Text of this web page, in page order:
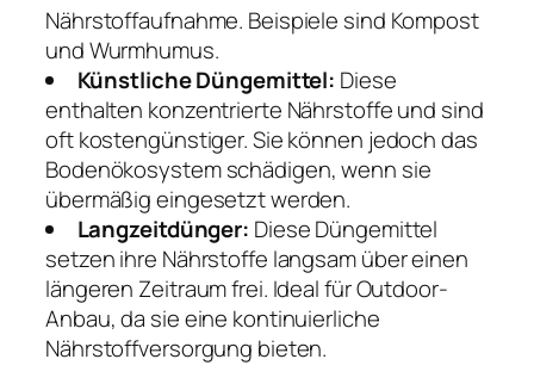
Nährstoffaufnahme. Beispiele sind Kompost
und Wurmhumus.
Künstliche Düngemittel: Diese
enthalten konzentrierte Nährstoffe und sind
oft kostengünstiger. Sie können jedoch das
Bodenökosystem schädigen, wenn sie
übermäßig eingesetzt werden.
Langzeitdünger: Diese Düngemittel
setzen ihre Nährstoffe langsam über einen
längeren Zeitraum frei. Ideal für Outdoor-
Anbau, da sie eine kontinuierliche
Nährstoffversorgung bieten.